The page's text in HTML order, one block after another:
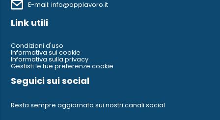
E-mail: info@applavoro.it
Link utili
Condizioni d'uso
Informativa sui cookie
Informativa sulla privacy
Gestisti le tue preferenze cookie
Seguici sui social
Resta sempre aggiornato sui nostri canali social